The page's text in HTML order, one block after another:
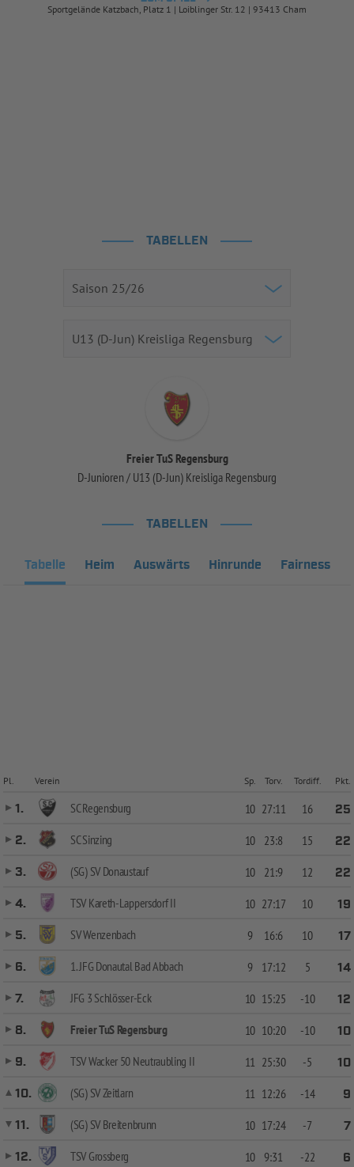
Sportgelände Katzbach, Platz 1 | Loiblinger Str. 12 | 93413 Cham
TABELLEN
Freier TuS Regensburg
D-Junioren / U13 (D-Jun) Kreisliga Regensburg
TABELLEN
Tabelle Heim Auswärts Hinrunde Fairness
Pl. Verein Sp. Torv. Tordiff. Pkt.
1. SC Regensburg 10 27:11 16
25
2.
SC Sinzing 10 23:8 15
22
3.
(SG) SV Donaustauf 10 21:9 12
22
4.
TSV Kareth-Lappersdorf II 10 27:17 10
19
5.
SV Wenzenbach 9 16:6 10
17
6.
1. JFG Donautal Bad Abbach 9 17:12 5
14
7.
JFG 3 Schlösser-Eck 10 15:25 -10
12
8.
Freier TuS Regensburg 10 10:20 -10
10
9.
TSV Wacker 50 Neutraubling II 11 25:30 -5
10
10.
(SG) SV Zeitlarn 11 12:26 -14
9
11.
(SG) SV Breitenbrunn 10 17:24 -7
7
12.
TSV Grossberg 10 9:31 -22 6